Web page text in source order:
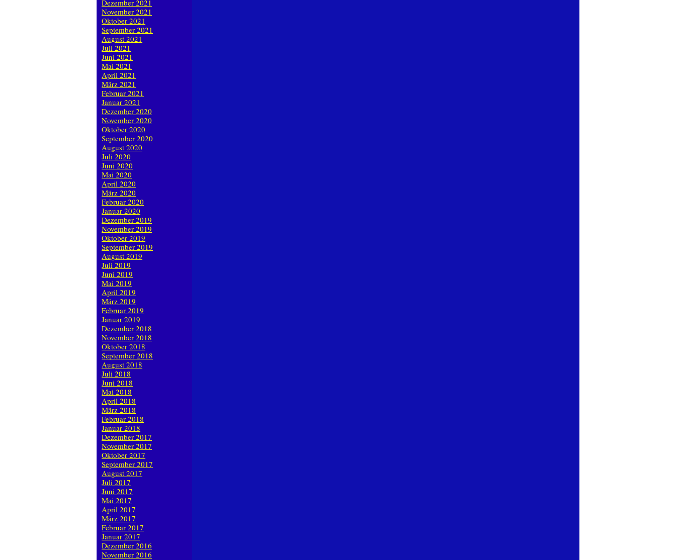
Dezember 2021
November 2021
Oktober 2021
September 2021
August 2021
Juli 2021
Juni 2021
Mai 2021
April 2021
März 2021
Februar 2021
Januar 2021
Dezember 2020
November 2020
Oktober 2020
September 2020
August 2020
Juli 2020
Juni 2020
Mai 2020
April 2020
März 2020
Februar 2020
Januar 2020
Dezember 2019
November 2019
Oktober 2019
September 2019
August 2019
Juli 2019
Juni 2019
Mai 2019
April 2019
März 2019
Februar 2019
Januar 2019
Dezember 2018
November 2018
Oktober 2018
September 2018
August 2018
Juli 2018
Juni 2018
Mai 2018
April 2018
März 2018
Februar 2018
Januar 2018
Dezember 2017
November 2017
Oktober 2017
September 2017
August 2017
Juli 2017
Juni 2017
Mai 2017
April 2017
März 2017
Februar 2017
Januar 2017
Dezember 2016
November 2016